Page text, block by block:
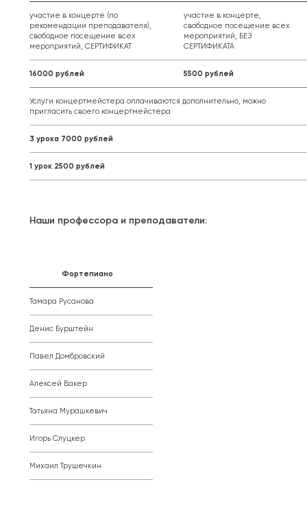
участие в концерте (по
рекомендации преподавателя),
свободное посещение всех
мероприятий, СЕРТИФИКАТ
участие в концерте,
свободное посещение всех
мероприятий, БЕЗ
СЕРТИФИКАТА
16000 рублей 5500 рублей
Услуги концертмейстера оплачиваются дополнительно, можно
пригласить своего концертмейстера
3 урока 7000 рублей
1 урок 2500 рублей
Наши профессора и преподаватели:
Фортепиано
Тамара Русанова
Денис Бурштейн
Павел Домбровский
Алексей Вакер
Татьяна Мурашкевич
Игорь Слуцкер
Михаил Трушечкин